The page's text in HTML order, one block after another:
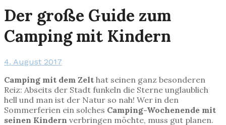
Der große Guide zum
Camping mit Kindern
4. August 2017
Camping mit dem Zelt hat seinen ganz besonderen
Reiz: Abseits der Stadt funkeln die Sterne unglaublich
hell und man ist der Natur so nah! Wer in den
Sommerferien ein solches Camping-Wochenende mit
seinen Kindern verbringen möchte, muss gut planen.